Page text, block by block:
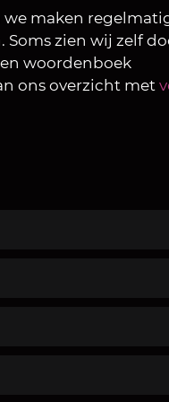
maken
zien wij zelf
woordenboek
ons overzicht met
Programming
of